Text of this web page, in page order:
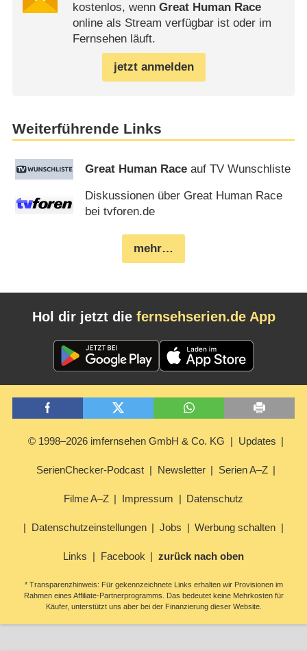
kostenlos, wenn Great Human Race
online als Stream verfügbar ist oder im
Fernsehen läuft.
jetzt anmelden
Weiterführende Links
Great Human Race auf TV Wunschliste
Diskussionen über Great Human Race
bei tvforen.de
mehr…
Hol dir jetzt die fernsehserien.de App
© 1998–2026 imfernsehen GmbH & Co. KG Updates
SerienChecker-Podcast Newsletter Serien A–Z
Filme A–Z Impressum Datenschutz
Datenschutzeinstellungen Jobs Werbung schalten
Links Facebook zurück nach oben
* Transparenzhinweis: Für gekennzeichnete Links erhalten wir Provisionen im
Rahmen eines Affiliate-Partnerprogramms. Das bedeutet keine Mehrkosten für
Käufer, unterstützt uns aber bei der Finanzierung dieser Website.